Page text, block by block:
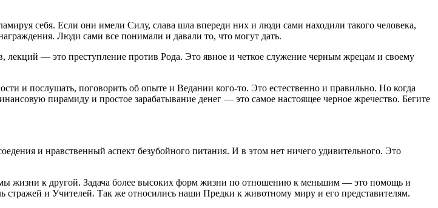
себя. Если они имели Силу, слава шла впереди них и люди сами находили такого человека,
Люди сами все понимали и давали то, что могут дать.
лекций — это преступление против Рода. Это явное и четкое служение черным жрецам и своему
и послушать, поговорить об опыте и Ведании кого-то. Это естественно и правильно. Но когда
пирамиду и простое зарабатывание денег — это самое настоящее черное жречество. Бегите
и нравственный аспект безубойного питания. И в этом нет ничего удивительного. Это
жизни к другой. Задача более высоких форм жизни по отношению к меньшим — это помощь и
и Учителей. Так же относились наши Предки к животному миру и его представителям.